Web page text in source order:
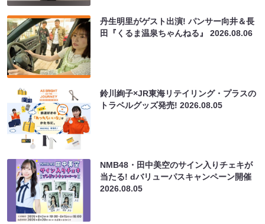
丹生明里がゲスト出演! パンサー向井＆長
田『くるま温泉ちゃんねる』2026.08.06
鈴川絢子×JR東海リテイリング・プラスの
トラベルグッズ発売!2026.08.05
NMB48・田中美空のサイン入りチェキが
当たる! dバリューパスキャンペーン開催
2026.08.05